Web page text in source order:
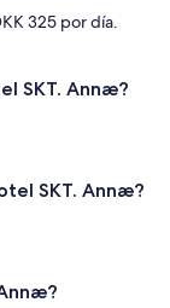
325 por día.
SKT. Annæ?
SKT. Annæ?